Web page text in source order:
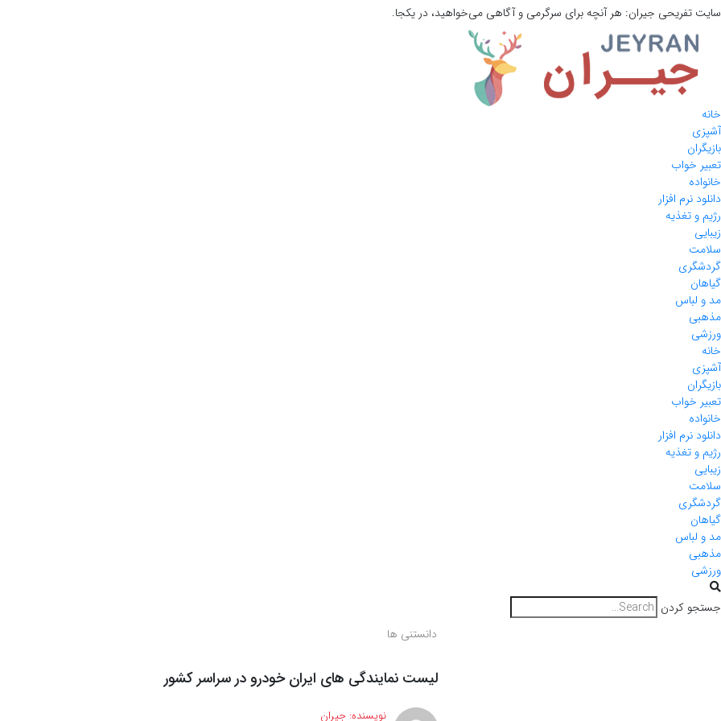
سایت تفریحی جیران: هر آنچه برای سرگرمی و آگاهی می‌خواهید، در یکجا.
خانه
آشپزی
بازیگران
تعبیر خواب
خانواده
دانلود نرم افزار
رژیم و تغذیه
زیبایی
سلامت
گردشگری
گیاهان
مد و لباس
مذهبی
ورزشی
خانه
آشپزی
بازیگران
تعبیر خواب
خانواده
دانلود نرم افزار
رژیم و تغذیه
زیبایی
سلامت
گردشگری
گیاهان
مد و لباس
مذهبی
ورزشی
جستجو کردن
دانستنی ها
لیست نمایندگی های ایران خودرو در سراسر کشور
نویسنده: جیران